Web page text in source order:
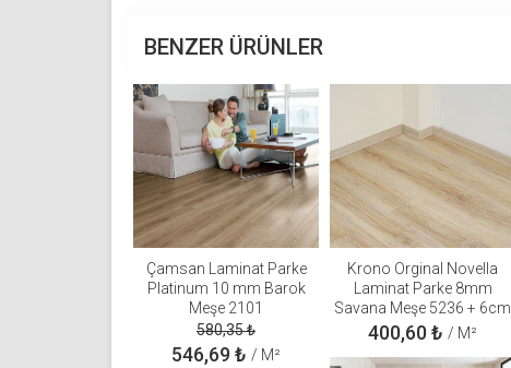
BENZER ÜRÜNLER
Çamsan Laminat Parke
Platinum 10 mm Barok
Meşe 2101
580,35₺
546,69₺ / M²
Krono Orginal Novella
Laminat Parke 8mm
Savana Meşe 5236 + 6cm
süpürgelik + 3mm Kapron
Takım
400,60₺ / M²